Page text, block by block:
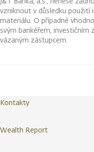
vzniknout v důsledku
materiálu. O případné
svým bankéřem,
vázaným zástupcem.
Kontakty
Wealth Report